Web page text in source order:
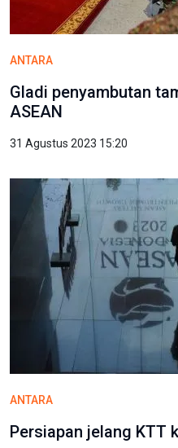
ANTARA
Gladi penyambutan
ASEAN
31 Agustus 2023 15:20
ANTARA
Persiapan jelang KTT